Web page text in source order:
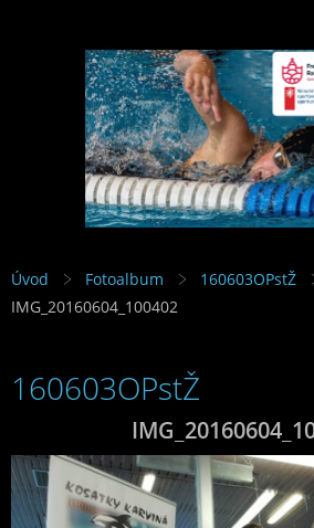
Úvod Fotoalbum
160603OPstŽ
IMG_20160604_100402
160603OPstŽ